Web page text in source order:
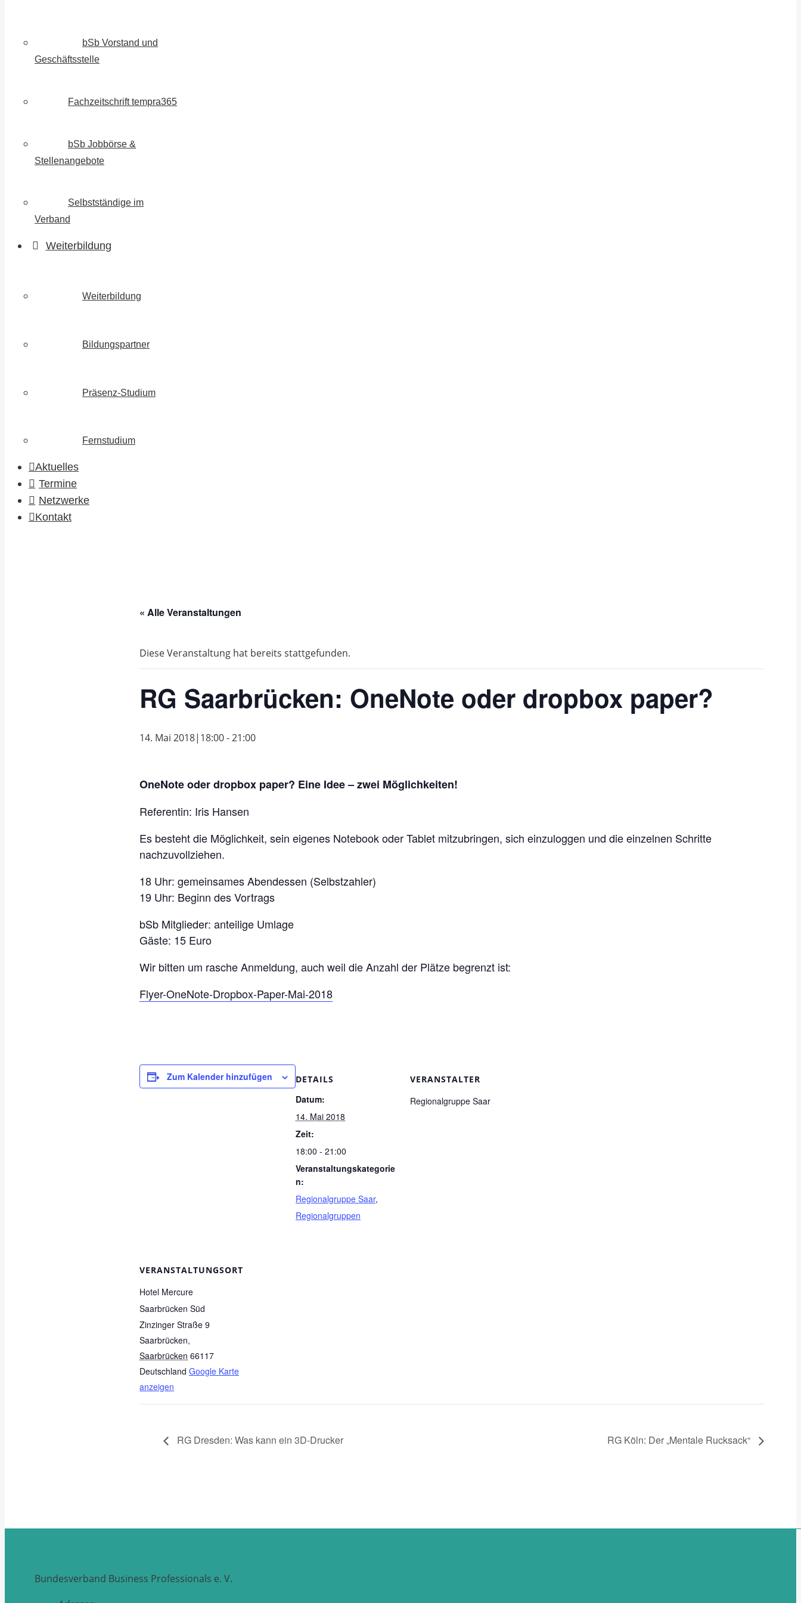
bSb Vorstand und
Geschäftsstelle
Fachzeitschrift tempra365
bSb Jobbörse &
Stellenangebote
Selbstständige im
Verband
Weiterbildung
Weiterbildung
Bildungspartner
Präsenz-Studium
Fernstudium
Aktuelles
Termine
Netzwerke
Kontakt
« Alle Veranstaltungen
Diese Veranstaltung hat bereits stattgefunden.
RG Saarbrücken: OneNote oder dropbox paper?
14. Mai 2018|18:00-21:00
OneNote oder dropbox paper? Eine Idee – zwei Möglichkeiten!
Referentin: Iris Hansen
Es besteht die Möglichkeit, sein eigenes Notebook oder Tablet mitzubringen, sich einzuloggen und die einzelnen Schritte
nachzuvollziehen.
18 Uhr: gemeinsames Abendessen (Selbstzahler)
19 Uhr: Beginn des Vortrags
bSb Mitglieder: anteilige Umlage
Gäste: 15 Euro
Wir bitten um rasche Anmeldung, auch weil die Anzahl der Plätze begrenzt ist:
Flyer-OneNote-Dropbox-Paper-Mai-2018
Zum Kalender hinzufügen DETAILS
Datum:
14. Mai 2018
Zeit:
18:00 - 21:00
Veranstaltungskategorie
n:
Regionalgruppe Saar,
Regionalgruppen
VERANSTALTER
Regionalgruppe Saar
VERANSTALTUNGSORT
Hotel Mercure
Saarbrücken Süd
Zinzinger Straße 9
Saarbrücken,
Saarbrücken 66117
Deutschland Google Karte
anzeigen
RG Dresden: Was kann ein 3D-Drucker RG Köln: Der „Mentale Rucksack“
Bundesverband Business Professionals e. V.